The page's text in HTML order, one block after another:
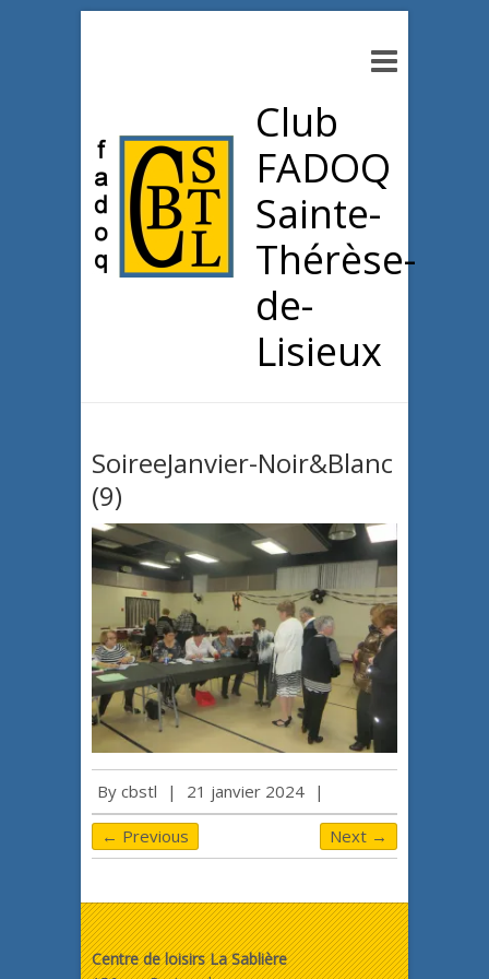
Club
FADOQ
Sainte-
Thérèse-
de-
Lisieux
SoireeJanvier-Noir&Blanc
(9)
By cbstl | 21 janvier 2024 |
← Previous Next →
Centre de loisirs La Sablière